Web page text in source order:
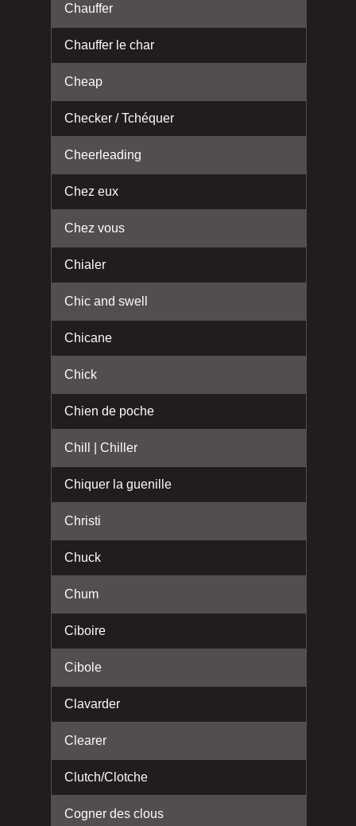
Chauffer
Chauffer le char
Cheap
Checker / Tchéquer
Cheerleading
Chez eux
Chez vous
Chialer
Chic and swell
Chicane
Chick
Chien de poche
Chill | Chiller
Chiquer la guenille
Christi
Chuck
Chum
Ciboire
Cibole
Clavarder
Clearer
Clutch/Clotche
Cogner des clous